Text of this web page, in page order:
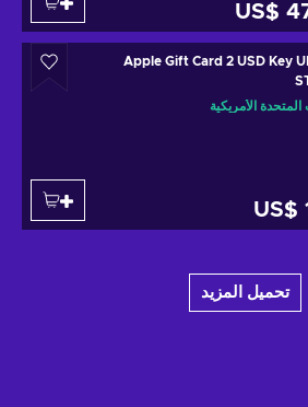
US$
Apple Gift Card 2 USD Key
المتحدة الأمريكية
US$
تحميل المزيد